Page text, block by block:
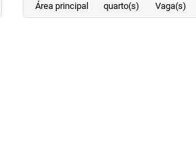
Área principal
quarto(s)
Vaga(s)